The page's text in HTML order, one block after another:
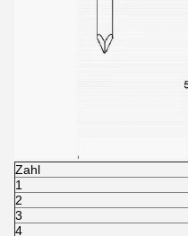
Zahl
1
2
3
4